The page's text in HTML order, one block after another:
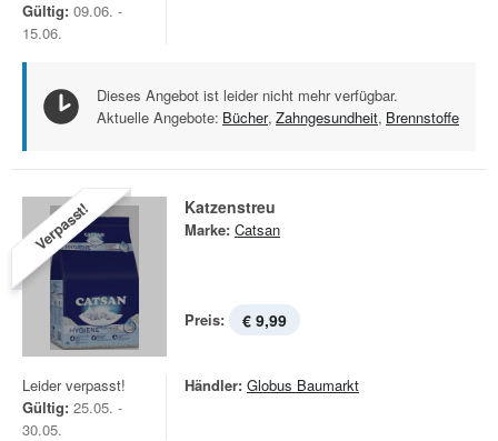
Gültig: 09.06. -
15.06.
Dieses Angebot ist leider nicht mehr verfügbar.
Aktuelle Angebote: Bücher, Zahngesundheit, Brennstoffe
Verpasst! Katzenstreu
Marke: Catsan
Preis: € 9,99
Leider verpasst!
Gültig: 25.05. -
30.05.
Händler: Globus Baumarkt